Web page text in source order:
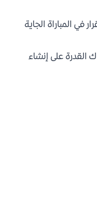
المباراة الجاية
القدرة على إنشاء